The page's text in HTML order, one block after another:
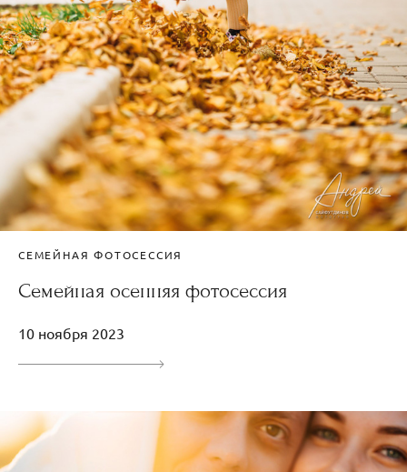
СЕМЕЙНАЯ ФОТОСЕССИЯ
Семейная осенняя фотосессия
10 ноября 2023